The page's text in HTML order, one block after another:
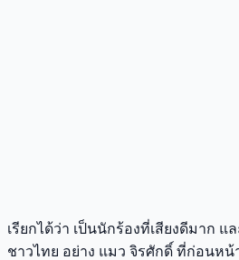
เรียกได้ว่า เป็นนักร้องที่เสียงดีมาก
ชาวไทย อย่าง แมว จิรศักดิ์ ที่ก่อนห